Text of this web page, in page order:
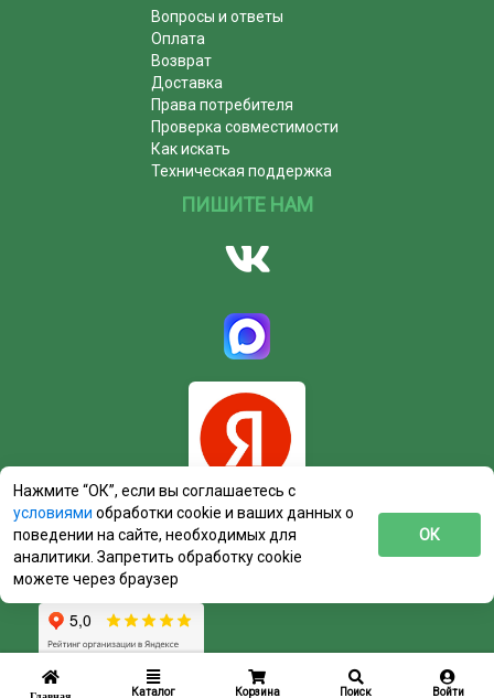
Главная Каталог Корзина Поиск Войти
Вопросы и ответы
Оплата
Возврат
Доставка
Права потребителя
Проверка совместимости
Как искать
Техническая поддержка
ПИШИТЕ НАМ
Нажмите “ОК”, если вы соглашаетесь с
условиями обработки cookie и ваших данных о
поведении на сайте, необходимых для
аналитики. Запретить обработку cookie
можете через браузер
ОК